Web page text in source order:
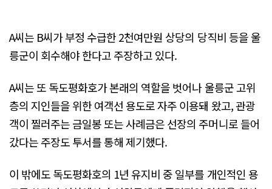
A씨는 B씨가 부정 수급한 2천여만원 상당의 당직비 등을 울
릉군이 회수해야 한다고 주장하고 있다.
A씨는 또 독도평화호가 본래의 역할을 벗어나 울릉군 고위
층의 지인들을 위한 여객선 용도로 자주 이용돼 왔고, 관광
객이 찔러주는 금일봉 또는 사례금은 선장의 주머니로 들어
갔다는 주장도 투서를 통해 제기했다.
이 밖에도 독도평화호의 1년 유지비 중 일부를 개인적인 용